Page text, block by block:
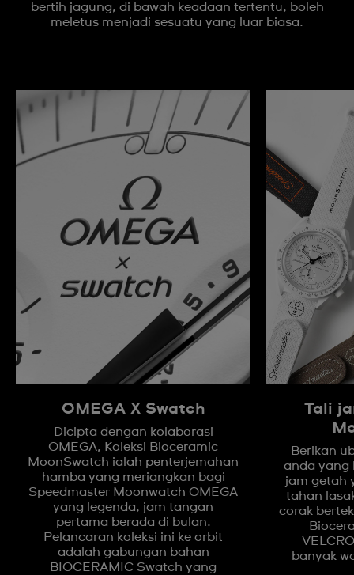
bertih jagung, di bawah keadaan tertentu, boleh
meletus menjadi sesuatu yang luar biasa.
OMEGA X Swatch
Dicipta dengan kolaborasi
OMEGA, Koleksi Bioceramic
MoonSwatch ialah penterjemahan
hamba yang meriangkan bagi
Speedmaster Moonwatch OMEGA
yang legenda, jam tangan
pertama berada di bulan.
Pelancaran koleksi ini ke orbit
adalah gabungan bahan
BIOCERAMIC Swatch yang
Tali
Berikan
anda yang
jam getah
tahan
corak
banyak